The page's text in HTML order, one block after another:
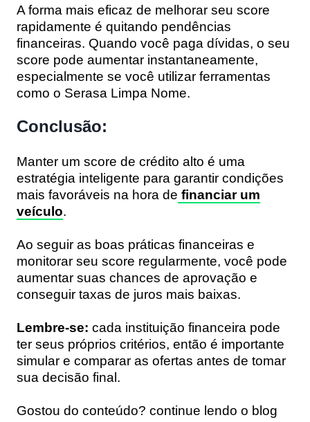
A forma mais eficaz de melhorar seu score
rapidamente é quitando pendências
financeiras. Quando você paga dívidas, o seu
score pode aumentar instantaneamente,
especialmente se você utilizar ferramentas
como o Serasa Limpa Nome.
Conclusão:
Manter um score de crédito alto é uma
estratégia inteligente para garantir condições
mais favoráveis na hora de financiar um
veículo.
Ao seguir as boas práticas financeiras e
monitorar seu score regularmente, você pode
aumentar suas chances de aprovação e
conseguir taxas de juros mais baixas.
Lembre-se: cada instituição financeira pode
ter seus próprios critérios, então é importante
simular e comparar as ofertas antes de tomar
sua decisão final.
Gostou do conteúdo? continue lendo o blog